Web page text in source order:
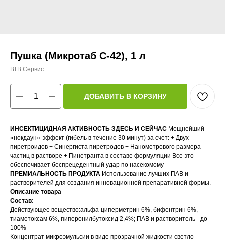
Пушка (Микротаб С-42), 1 л
ВТВ Сервис
ДОБАВИТЬ В КОРЗИНУ
ИНСЕКТИЦИДНАЯ АКТИВНОСТЬ ЗДЕСЬ И СЕЙЧАС Мощнейший
«нокдаун»-эффект (гибель в течение 30 минут) за счет: + Двух
пиретроидов + Синергиста пиретродов + Нанометрового размера
частиц в растворе + Пинетранта в составе формуляции Все это
обеспечивает беспрецедентный удар по насекомому
ПРЕМИАЛЬНОСТЬ ПРОДУКТА Использование лучших ПАВ и
растворителей для создания инновационной препаративной формы.
Описание товара
Состав:
Действующее вещество:альфа-циперметрин 6%, бифентрин 6%,
тиаметоксам 6%, пиперонилбутоксид 2,4%; ПАВ и растворитель - до
100%
Концентрат микроэмульсии в виде прозрачной жидкости светло-